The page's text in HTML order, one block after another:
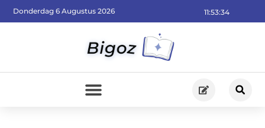
11:53:35
Donderdag 6 Augustus 2026